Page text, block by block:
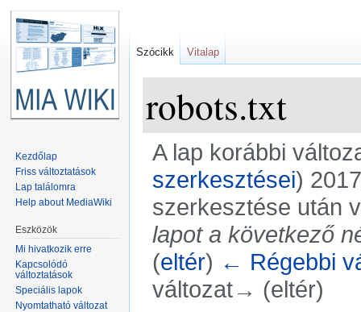
robots.txt
A lap korábbi
szerkesztései)
szerkesztése után
lapot a következő
(eltér) ← Régebbi
változat→ (eltér)
Szócikk Vitalap
Kezdőlap
Friss változtatások
Lap találomra
Help about MediaWiki
Eszközök
Mi hivatkozik erre
Kapcsolódó
változtatások
Speciális lapok
Nyomtatható változat